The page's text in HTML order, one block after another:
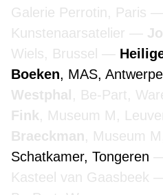
Galerie Perrotin, Paris
Kunstenaarsatelier
Wiels, Brussel
Boeken, MAS,
Westphal , Be-Part,
Fink, Museum M,
Braeckman, Museum
Schatkamer, Tongeren
Kasteel van Gaasbeek